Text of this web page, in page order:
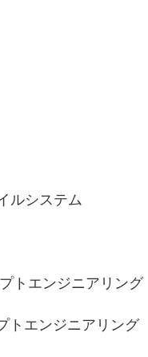
ルシステム
トエンジニアリング
トエンジニアリング